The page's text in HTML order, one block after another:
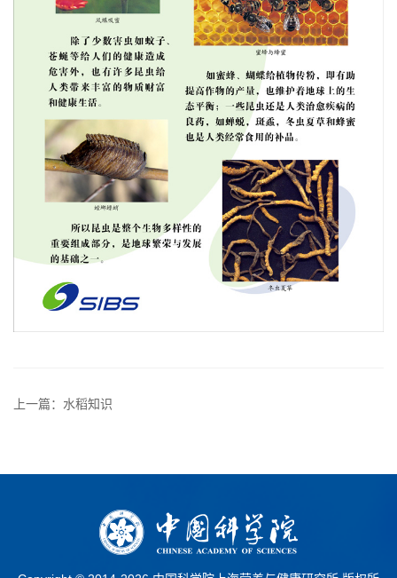
上一篇：水稻知识